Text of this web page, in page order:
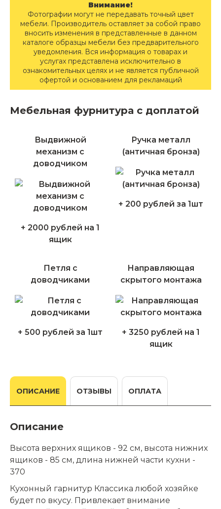
Внимание!
Фотографии могут не передавать точный цвет
мебели. Производитель оставляет за собой право
вносить изменения в представленные в данном
каталоге образцы мебели без предварительного
уведомления. Вся информация о товарах и
услугах представлена исключительно в
ознакомительных целях и не является публичной
офертой и основанием для рекламаций
Мебельная фурнитура с доплатой
Выдвижной
механизм с
доводчиком
+ 2000 рублей на 1
ящик
Ручка металл
(античная бронза)
+ 200 рублей за 1шт
Петля с
доводчиками
+ 500 рублей за 1шт
Направляющая
скрытого монтажа
+ 3250 рублей на 1
ящик
ОПИСАНИЕ ОТЗЫВЫ ОПЛАТА
Описание
Высота верхних ящиков - 92 см, высота нижних
ящиков - 85 см, длина нижней части кухни -
370
Кухонный гарнитур Классика любой хозяйке
будет по вкусу. Привлекает внимание